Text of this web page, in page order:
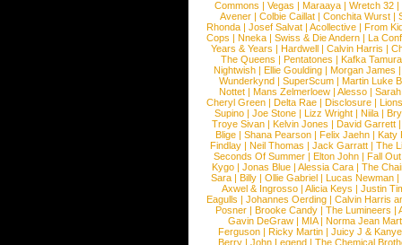
Commons |Vegas |Maraaya |Wretch 32 |
Avener | Colbie Caillat | Conchita Wurst |
Rhonda | Josef Salvat | Acollective | From
Cops | Nneka | Swiss & Die Andern | La
Years & Years |Hardwell |Calvin Harris |
The Queens | Pentatones | Kafka Tamura
Nightwish |Ellie Goulding |Morgan James
Wunderkynd | SuperScum | Martin Luke
Nottet |Mans Zelmerloew |Alesso |
Cheryl Green |Delta Rae |Disclosure |
Supino |Joe Stone |Lizz Wright |Niila |
Troye Sivan | Kelvin Jones | David Garrett
Blige | Shana Pearson | Felix Jaehn | Katy
Findlay |Neil Thomas |Jack Garratt |The
Seconds Of Summer |Elton John |Fall
Kygo |Jonas Blue |Alessia Cara |The
Sara |Billy |Ollie Gabriel |Lucas Newman |
Axwel & Ingrosso | Alicia Keys | Justin
Eagulls |Johannes Oerding |Calvin Harris
Posner |Brooke Candy |The Lumineers |
Gavin DeGraw | MIA| Norma Jean
Ferguson | Ricky Martin | Juicy J &
Berry | John Legend | The Chemical